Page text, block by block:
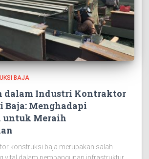
BAJA
dalam Industri Kontraktor
Baja: Menghadapi
untuk Meraih
konstruksi baja merupakan salah